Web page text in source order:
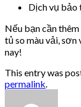
Dịch vụ bảo
Nếu bạn cần
tủ so màu vải, sơn
nay!
This entry was
permalink.